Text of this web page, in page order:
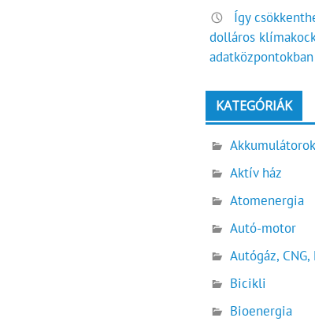
Így
dolláros
adatközpontokban
KATEGÓRIÁK
Akkumulátorok
Aktív ház
Atomenergia
Autó-motor
Autógáz, CNG,
Bicikli
Bioenergia